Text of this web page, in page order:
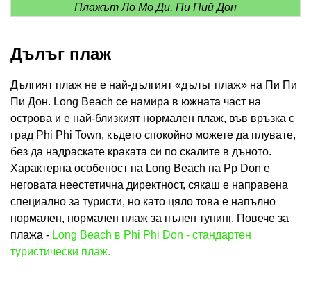
Плажът Ло Мо Ди, Пи Пий Дон
Дълъг плаж
Дългият плаж не е най-дългият «дълъг плаж» на Пи Пи
Пи Дон. Long Beach се намира в южната част на
острова и е най-близкият нормален плаж, във връзка с
град Phi Phi Town, където спокойно можете да плувате,
без да надраскате краката си по скалите в дъното.
Характерна особеност на Long Beach на Pp Don е
неговата неестетична директност, сякаш е направена
специално за туристи, но като цяло това е напълно
нормален, нормален плаж за пълен тунинг. Повече за
плажа - Long Beach в Phi Phi Don - стандартен
туристически плаж.